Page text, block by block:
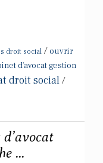
droit social / ouvrir
d'avocat gestion
droit social/
...